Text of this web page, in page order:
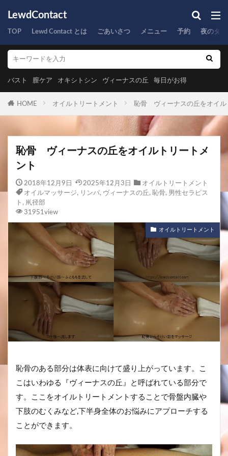
LewdContact
TOP Lewd Contact とは ごあいさつ メニュー 予約 夜のタ
バスト 膣ケア オキシトシン ヴィーナスの丘 毎日がお得
HOME オイルトリートメント 恥骨 ヴィーナスの丘をオイル
恥骨 ヴィーナスの丘をオイルトリートメ
ント
2018年12月9日 2025年12月3日
オイルトリートメント
オイルマッサージ, リンパ, ヴィーナスの丘, 恥骨, 男性セラピス
ト , 鼡径部
31951view
オイルトリートメント
恥骨のある部分は体表に向けて盛り上がっています。こ
こはいわゆる『ヴィーナスの丘』と呼ばれている部分で
す。ここをオイルトリートメントすることで骨盤内臓や
下肢のむくみなど,下半身全体のお悩みにアプローチする
ことができます。